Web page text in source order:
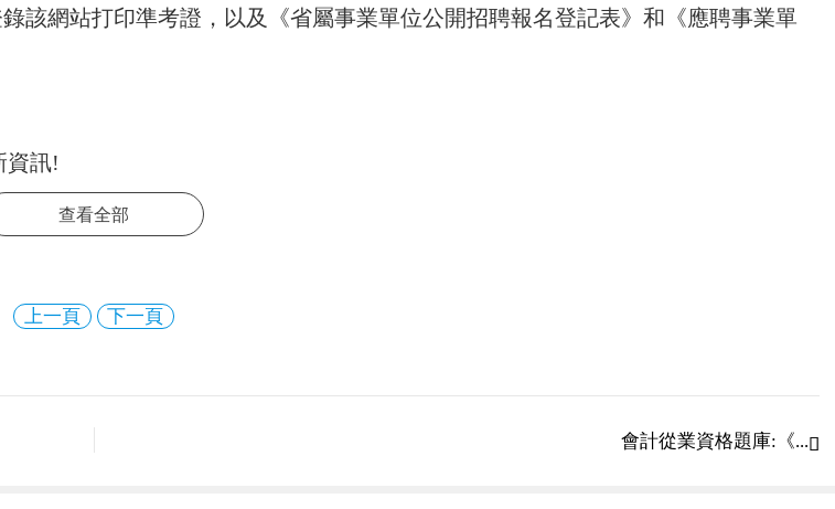
該網站打印準考證，以及《省屬事業單位公開招聘報名登記表》和《應聘事業單
資訊!
查看全部
上一頁 下一頁

會計從業資格題庫:《...